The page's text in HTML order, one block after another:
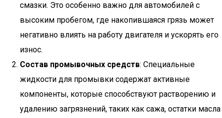
смазки. Это особенно важно для автомобилей с
высоким пробегом, где накопившаяся грязь может
негативно влиять на работу двигателя и ускорять его
износ.
Состав промывочных средств: Специальные
жидкости для промывки содержат активные
компоненты, которые способствуют растворению и
удалению загрязнений, таких как сажа, остатки масла